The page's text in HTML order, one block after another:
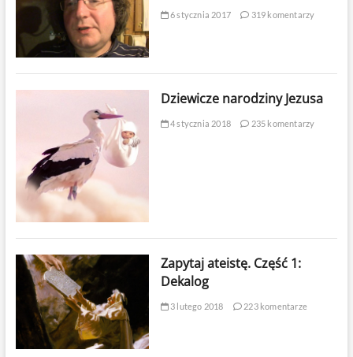
6 stycznia 2017 319 komentarzy
Dziewicze narodziny Jezusa
4 stycznia 2018 235 komentarzy
Zapytaj ateistę. Część 1:
Dekalog
3 lutego 2018 223 komentarze